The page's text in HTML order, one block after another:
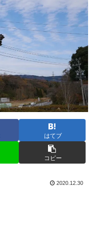
はてブ
コピー
2020.12.30